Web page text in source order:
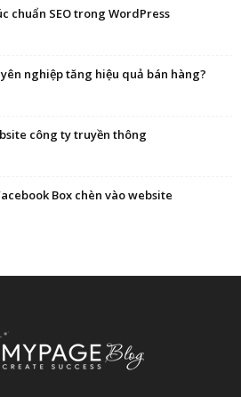
chuẩn SEO trong WordPress
nghiệp tăng hiệu quả bán hàng?
công ty truyền thông
Box chèn vào website